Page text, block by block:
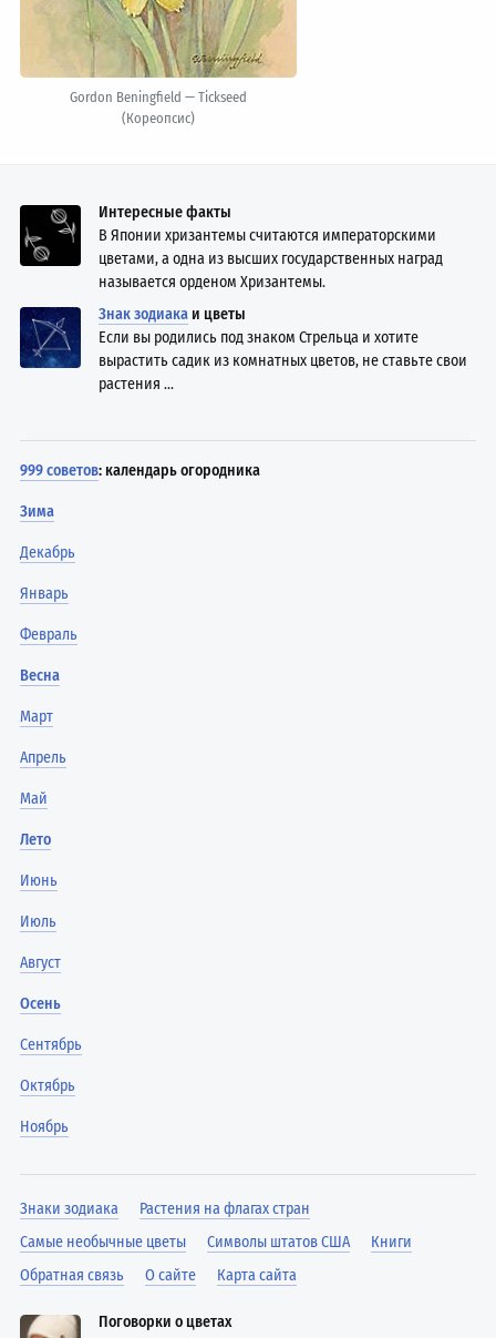
Gordon Beningfield — Tickseed
(Кореопсис)
Интересные факты
В Японии хризантемы считаются императорскими
цветами, а одна из высших государственных наград
называется орденом Хризантемы.
Знак зодиака и цветы
Если вы родились под знаком Стрельца и хотите
вырастить садик из комнатных цветов, не ставьте свои
растения ...
999 советов: календарь огородника
Зима
Декабрь
Январь
Февраль
Весна
Март
Апрель
Май
Лето
Июнь
Июль
Август
Осень
Сентябрь
Октябрь
Ноябрь
Знаки зодиака
Растения на флагах стран
Самые необычные цветы
Символы штатов США
Книги
Обратная связь
О сайте Карта сайта
Поговорки о цветах